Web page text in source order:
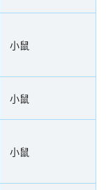
小鼠
小鼠
小鼠